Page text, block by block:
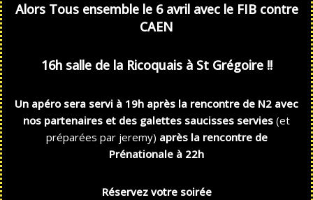
Alors Tous ensemble le 6 avril avec le FIB contre
CAEN
16h salle de la Ricoquais à St Grégoire !!
Un apéro sera servi à 19h après la rencontre de N2 avec
nos partenaires et des galettes saucisses servies (et
préparées par jeremy) après la rencontre de
Prénationale à 22h
Réservez votre soirée